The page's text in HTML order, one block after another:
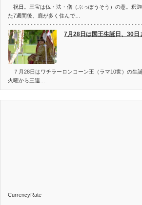
祝日。三宝は仏・法・僧（ぶっぽうそう）の意。釈
た7週間後、鹿が多く住んで…
7月28日は国王生誕日、30日
７月28日はワチラーロンコーン王（ラマ10世）の生
火曜から三連…
CurrencyRate